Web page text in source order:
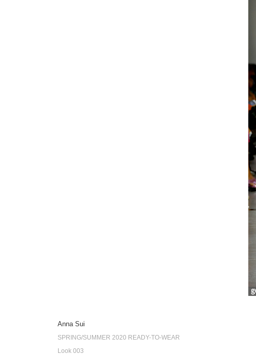
Anna Sui
SPRING/SUMMER 2020 READY-TO-WEAR
Look 003